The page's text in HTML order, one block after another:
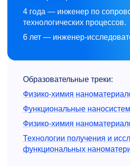
4 года — инженер по
технологических процессов.
6 лет — инженер-
Образовательные треки:
Физико-химия
Функциональные
Физико-химия
Технологии получения и
функциональных